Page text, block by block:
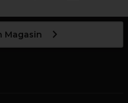
Magasin